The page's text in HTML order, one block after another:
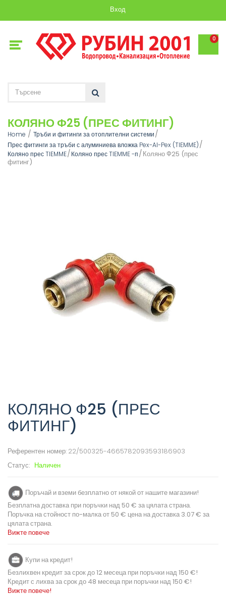
Вход
0
КОЛЯНО Ф25 (ПРЕС ФИТИНГ)
Home
Тръби и фитинги за отоплителни системи
Прес фитинги за тръби с алуминиева вложка Pex-Al-Pex (TIEMME)
Коляно прес TIEMME Коляно прес TIEMME -п
Коляно Ф25 (прес
фитинг)
КОЛЯНО Ф25 (ПРЕС
ФИТИНГ)
Референтен номер: 22/500325-4665782093593186903
Статус: Наличен
Поръчай и вземи безплатно от някой от нашите магазини!
Безплатна доставка при поръчки над 50 € за цялата страна.
Поръчка на стойност по-малка от 50 € цена на доставка 3.07 € за
цялата страна.
Вижте повече
Купи на кредит!
Безлихвен кредит за срок до 12 месеца при поръчки над 150 €!
Кредит с лихва за срок до 48 месеца при поръчки над 150 €!
Вижте повече!